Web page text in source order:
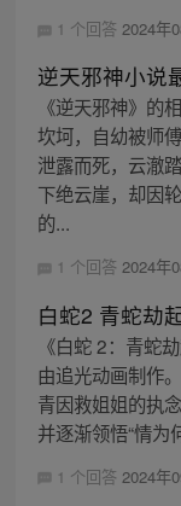
1 个回答 2024年
逆天邪神小说
《逆天邪神》的
坎坷，自幼被师
泄露而死，云澈
下绝云崖，却因
的...
1 个回答 2024年
白蛇2 青蛇劫
《白蛇 2：青蛇
由追光动画制作
青因救姐姐的执
并逐渐领悟“情为
1 个回答 2024年